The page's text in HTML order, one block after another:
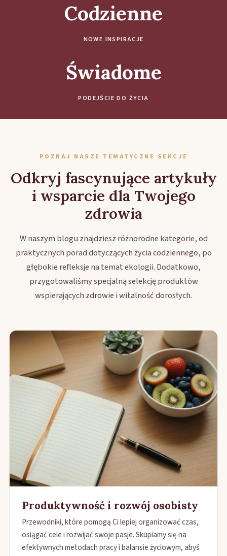
Codzienne
NOWE INSPIRACJE
Świadome
PODEJŚCIE DO ŻYCIA
POZNAJ NASZE TEMATYCZNE SEKCJE
Odkryj fascynujące artykuły
i wsparcie dla Twojego
zdrowia
W naszym blogu znajdziesz różnorodne kategorie, od
praktycznych porad dotyczących życia codziennego, po
głębokie refleksje na temat ekologii. Dodatkowo,
przygotowaliśmy specjalną selekcję produktów
wspierających zdrowie i witalność dorosłych.
Produktywność i rozwój osobisty
Przewodniki, które pomogą Ci lepiej organizować czas,
osiągać cele i rozwijać swoje pasje. Skupiamy się na
efektywnych metodach pracy i balansie życiowym, abyś